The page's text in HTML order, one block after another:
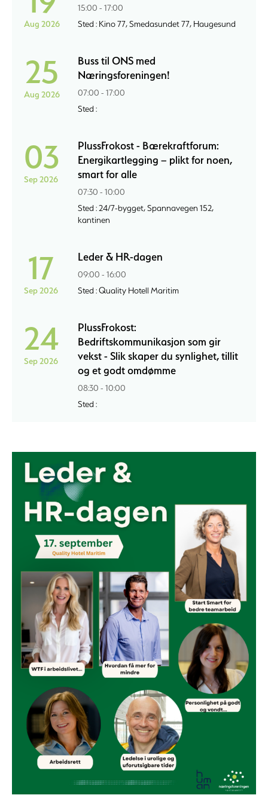
Aug 2026
15:00 - 17:00
Sted : Kino 77, Smedasundet 77, Haugesund
25
Aug 2026
Buss til ONS med
Næringsforeningen!
07:00 - 17:00
Sted :
03
Sep 2026
PlussFrokost - Bærekraftforum:
Energikartlegging – plikt for noen,
smart for alle
07:30 - 10:00
Sted : 24/7-bygget, Spannavegen 152,
kantinen
17
Sep 2026
Leder & HR-dagen
09:00 - 16:00
Sted : Quality Hotell Maritim
24
Sep 2026
PlussFrokost:
Bedriftskommunikasjon som gir
vekst - Slik skaper du synlighet, tillit
og et godt omdømme
08:30 - 10:00
Sted :